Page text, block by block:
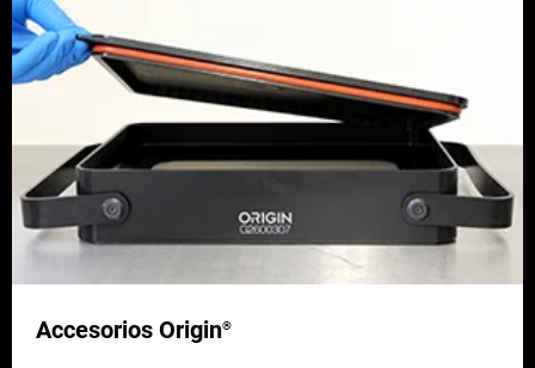
Accesorios Origin®